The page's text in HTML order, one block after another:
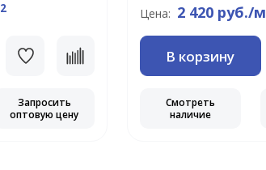
2
Запросить
оптовую цену
Цена: 2 420 руб./м
В корзину
Смотреть
наличие